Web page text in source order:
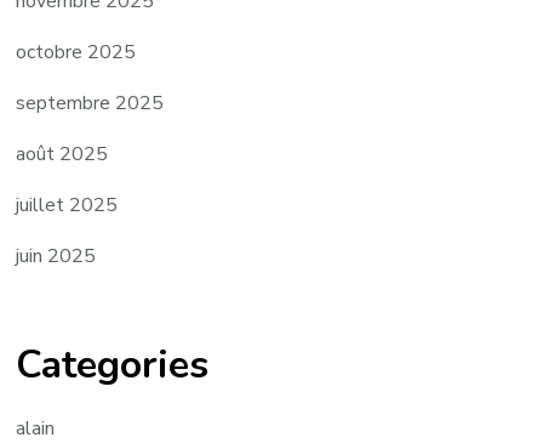
octobre 2025
septembre 2025
août 2025
juillet 2025
juin 2025
Categories
alain